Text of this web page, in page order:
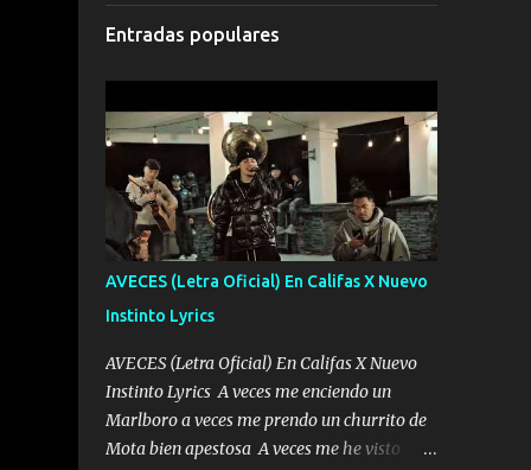
Entradas populares
AVECES (Letra Oficial) En Califas X Nuevo
Instinto Lyrics
AVECES (Letra Oficial) En Califas X Nuevo
Instinto Lyrics A veces me enciendo un
Marlboro a veces me prendo un churrito de
Mota bien apestosa A veces me he visto